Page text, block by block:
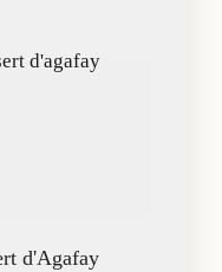
d'Agafay